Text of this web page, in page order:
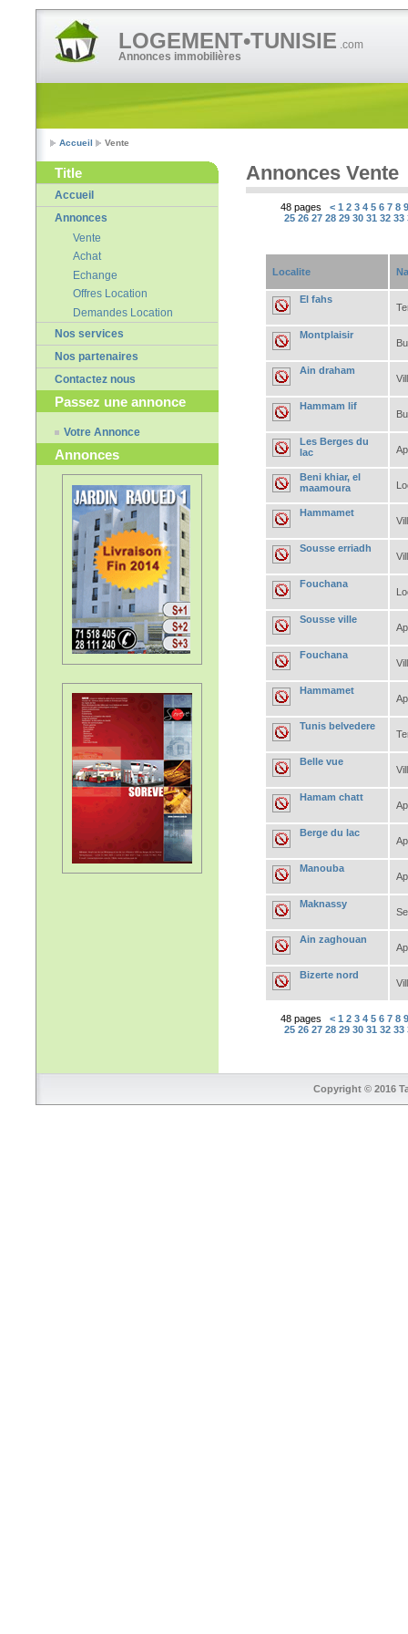
LOGEMENT•TUNISIE .com
Annonces immobilières
Accueil Vente
Title
Accueil
Annonces
Vente
Achat
Echange
Offres Location
Demandes Location
Nos services
Nos partenaires
Contactez nous
Passez une annonce
Votre Annonce
Annonces
Annonces Vente
48 pages < 1 2 3 4 5 6 7 8
25 26 27 28 29 30 31 32 33
Localite
El fahs
Montplaisir
Ain draham
Hammam lif
Les Berges du
lac
Beni khiar, el
maamoura
Hammamet
Sousse erriadh
Fouchana
Sousse ville
Fouchana
Hammamet
Tunis belvedere
Belle vue
Hamam chatt
Berge du lac
Manouba
Maknassy
Ain zaghouan
Bizerte nord
48 pages < 1 2 3 4 5 6 7 8
25 26 27 28 29 30 31 32 33
Copyright © 2016